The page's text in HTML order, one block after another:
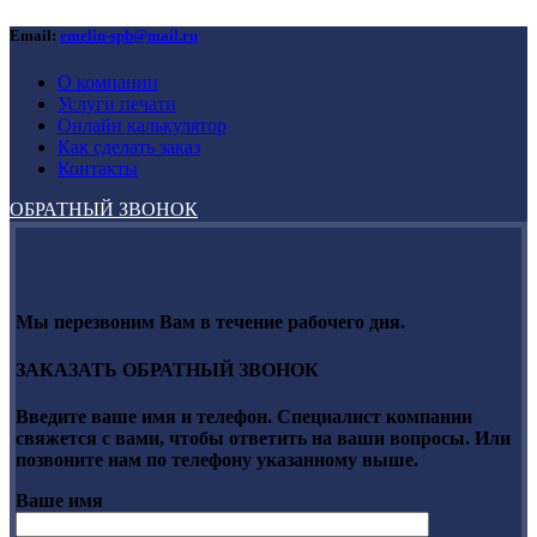
Email: emelin-spb@mail.ru
О компании
Услуги печати
Онлайн калькулятор
Как сделать заказ
Контакты
ОБРАТНЫЙ ЗВОНОК
Мы перезвоним Вам в течение рабочего дня.
ЗАКАЗАТЬ ОБРАТНЫЙ ЗВОНОК
Введите ваше имя и телефон. Специалист компании
свяжется с вами, чтобы ответить на ваши вопросы. Или
позвоните нам по телефону указанному выше.
Ваше имя